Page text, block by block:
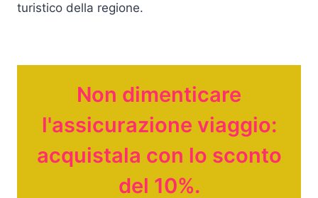
turistico della regione.
Non dimenticare
l'assicurazione viaggio:
acquistala con lo sconto
del 10%.